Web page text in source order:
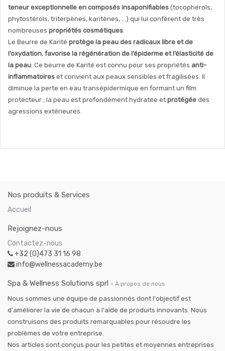
teneur exceptionnelle en composés insaponifiables (tocophérols,
phytostérols, triterpènes, karitènes, …) qui lui confèrent de très
nombreuses propriétés cosmétiques.
Le Beurre de Karité protège la peau des radicaux libre et de
l’oxydation, favorise la régénération de l’épiderme et l’élasticité de
la peau. Ce beurre de Karité est connu pour ses propriétés anti-
inflammatoires et convient aux peaux sensibles et fragilisées. Il
diminue la perte en eau transépidermique en formant un film
protecteur ; la peau est profondément hydratée et protégée des
agressions extérieures.
Nos produits & Services
Accueil
Rejoignez-nous
Contactez-nous
+32 (0)473 31 16 98
info@wellnessacademy.be
Spa & Wellness Solutions sprl - À propos de nous
Nous sommes une équipe de passionnés dont l'objectif est
d'améliorer la vie de chacun à l'aide de produits innovants. Nous
construisons des produits remarquables pour résoudre les
problèmes de votre entreprise.
Nos articles sont conçus pour les petites et moyennes entreprises